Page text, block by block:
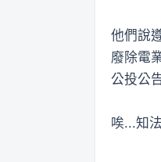
他們說
廢除電
公投公
唉...知